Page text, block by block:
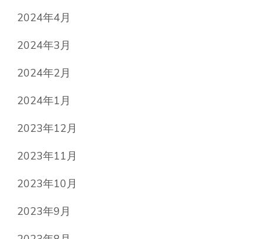
2024年4月
2024年3月
2024年2月
2024年1月
2023年12月
2023年11月
2023年10月
2023年9月